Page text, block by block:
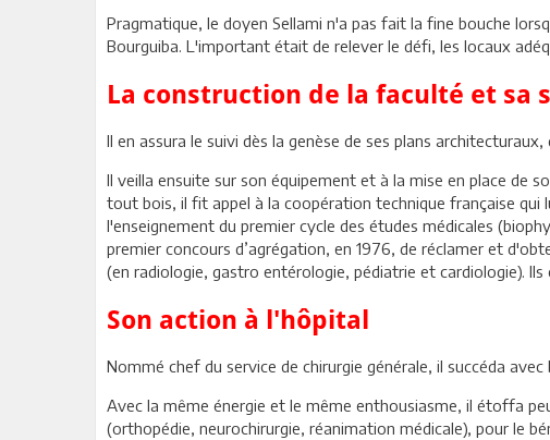
Pragmatique, le doyen Sellami n'a pas fait la fine bouche
Bourguiba. L'important était de relever le défi, les locaux
La construction de la faculté et sa
Il en assura le suivi dès la genèse de ses plans
Il veilla ensuite sur son équipement et à la mise en place de
tout bois, il fit appel à la coopération technique française qui
l'enseignement du premier cycle des études médicales
premier concours d’agrégation, en 1976, de réclamer et
(en radiologie, gastro entérologie, pédiatrie et cardiologie).
Son action à l'hôpital
Nommé chef du service de chirurgie générale, il succéda
Avec la même énergie et le même enthousiasme, il étoffa
(orthopédie, neurochirurgie, réanimation médicale), pour le